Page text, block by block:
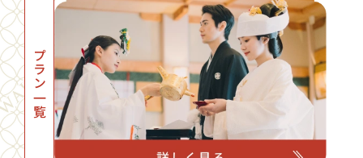
プラン一覧